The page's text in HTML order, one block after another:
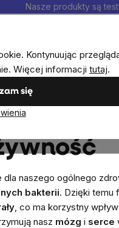
Kontynuując
Więcej informacji tutaj.
się
Nasze produkty są
Suplementy diety
żywność
naszego ogólnego
bakterii. Dzięki temu
, co ma korzystny
nasz mózg i serce